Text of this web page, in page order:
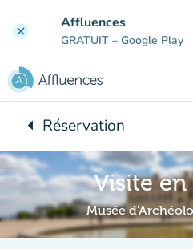
clear Affluences
GRATUIT – Google Play
arrow_leftRetour à :
Réservation
Visite
Musée